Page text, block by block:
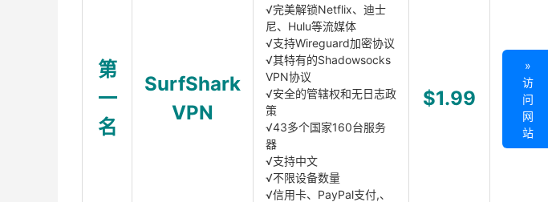
第
一
名
SurfShark
VPN
√完美解锁Netflix、迪士
尼、Hulu等流媒体
√支持Wireguard加密协议
√其特有的Shadowsocks
VPN协议
√安全的管辖权和无日志政
策
√43多个国家160台服务
器
√支持中文
√不限设备数量
√信用卡、PayPal支付,、
$1.99
»
访
问
网
站